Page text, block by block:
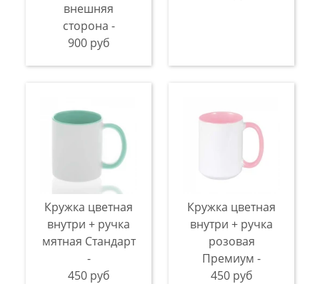
внешняя
сторона -
900 руб
Кружка цветная
внутри + ручка
мятная Стандарт
-
450 руб
Кружка цветная
внутри + ручка
розовая
Премиум -
450 руб